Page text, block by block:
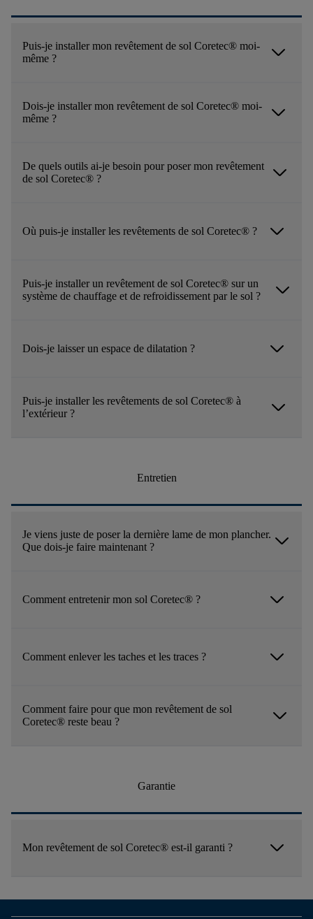
Puis-je installer mon revêtement de sol Coretec® moi-
même ?
arrow_forward_ios
Dois-je installer mon revêtement de sol Coretec® moi-
même ?
arrow_forward_ios
De quels outils ai-je besoin pour poser mon revêtement
de sol Coretec® ?
arrow_forward_ios
Où puis-je installer les revêtements de sol Coretec® ? arrow_forward_ios
Puis-je installer un revêtement de sol Coretec® sur un
système de chauffage et de refroidissement par le sol ?
arrow_forward_ios
Dois-je laisser un espace de dilatation ? arrow_forward_ios
Puis-je installer les revêtements de sol Coretec® à
l’extérieur ?
arrow_forward_ios
Entretien
Je viens juste de poser la dernière lame de mon plancher.
Que dois-je faire maintenant ?
arrow_forward_ios
Comment entretenir mon sol Coretec® ? arrow_forward_ios
Comment enlever les taches et les traces ? arrow_forward_ios
Comment faire pour que mon revêtement de sol
Coretec® reste beau ?
arrow_forward_ios
Garantie
Mon revêtement de sol Coretec® est-il garanti ? arrow_forward_ios